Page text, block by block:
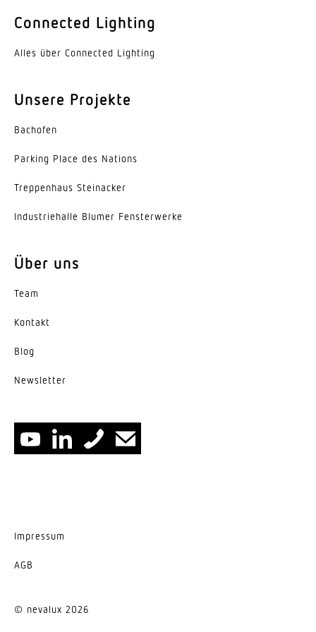
Farbe
Aluminium
60°
Energieeffizienzklasse
B
Herstellergarantie
Variante
Connected Lighting
Alles über Connected Lighting
Unsere Projekte
Bachofen
Parking Place des Nations
Trep­penhaus Steinacker
Indus­trie­halle Blumer Fensterwerke
Über uns
Team
Kontakt
Blog
News­letter
Impressum
AGB
© nevalux 2026